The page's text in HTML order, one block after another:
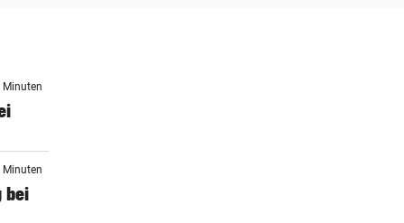
Minuten
Minuten
bei